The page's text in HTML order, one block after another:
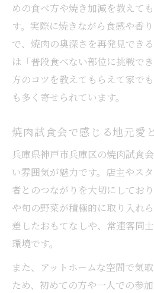
めの食べ方や焼き加減を教えて
す。実際に焼きながら食感や香
で、焼肉の奥深さを再発見でき
は「普段食べない部位に挑戦で
方のコツを教えてもらえて家で
も多く寄せられています。
焼肉試食会で感じる地元愛
兵庫県神戸市兵庫区の焼肉試食
い雰囲気が魅力です。店主やス
者とのつながりを大切にしてお
や旬の野菜が積極的に取り入れ
差したおもてなしや、常連客同
環境です。
また、アットホームな空間で気
ため、初めての方や一人での参